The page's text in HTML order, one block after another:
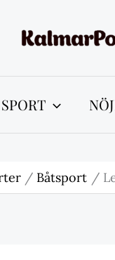
SPORT
Båtsport